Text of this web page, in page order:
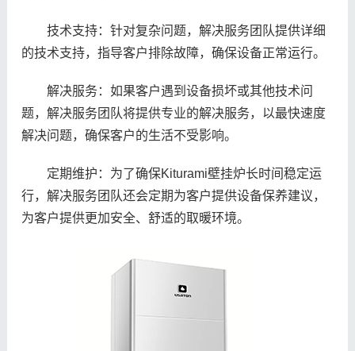
技术支持：针对复杂问题，解决服务团队提供详细
的技术支持，指导客户排除故障，确保设备正常运行。
解决服务：如果客户遇到设备损坏或其他技术问
题，解决服务团队将提供专业的解决服务，以最快速度
解决问题，确保客户的生活不受影响。
定期维护：为了确保Kiturami壁挂炉长时间稳定运
行，解决服务团队还会定期为客户提供设备保养建议，
为客户提供更加安全、舒适的取暖环境。